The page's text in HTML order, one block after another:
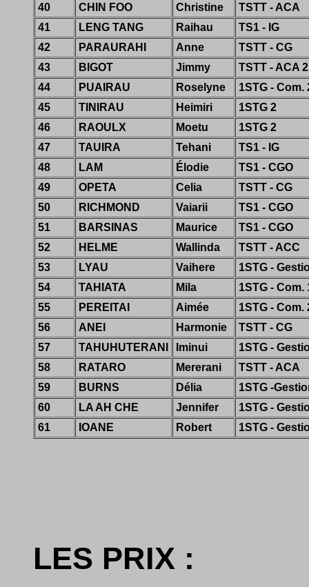
40
CHIN FOO Christine
TSTT - ACA
41
LENG TANG Raihau
TS1 - IG
42
PARAURAHI Anne
TSTT - CG
43
BIGOT Jimmy
TSTT - ACA 2
44
PUAIRAU Roselyne
1STG - Com.
45
TINIRAU Heimiri
1STG 2
46
RAOULX Moetu
1STG 2
47
TAUIRA Tehani
TS1 - IG
48
LAM Élodie
TS1 - CGO
49
OPETA Celia
TSTT - CG
50
RICHMOND Vaiarii
TS1 - CGO
51
BARSINAS Maurice
TS1 - CGO
52
HELME Wallinda
TSTT - ACC
53
LYAU Vaihere
1STG -
54
TAHIATA Mila
1STG - Com.
55
PEREITAI Aimée
1STG - Com.
56
ANEI Harmonie
TSTT - CG
57
TAHUHUTERANI Iminui
1STG -
58
RATARO Mererani
TSTT - ACA
59
BURNS Délia
1STG -
60
LA AH CHE Jennifer
1STG -
61
IOANE Robert 1STG -
LES PRIX :